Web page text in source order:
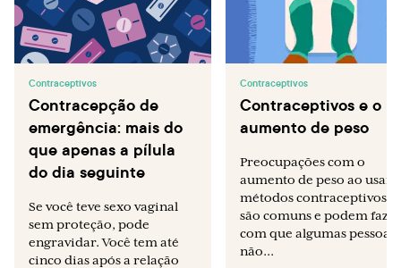
Contraceptivos
Contracepção de
emergência: mais do
que apenas a pílula
do dia seguinte
Se você teve sexo vaginal
sem proteção, pode
engravidar. Você tem até
cinco dias após a relação
Contraceptivos
Contraceptivos e o
aumento de peso
Preocupações com o
aumento de peso ao usar
métodos contraceptivos
são comuns e podem fazer
com que algumas pessoas
não...